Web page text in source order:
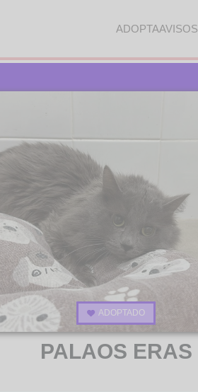
ADOPTAAVISOS
ADOPTADO
PALAOS ERAS